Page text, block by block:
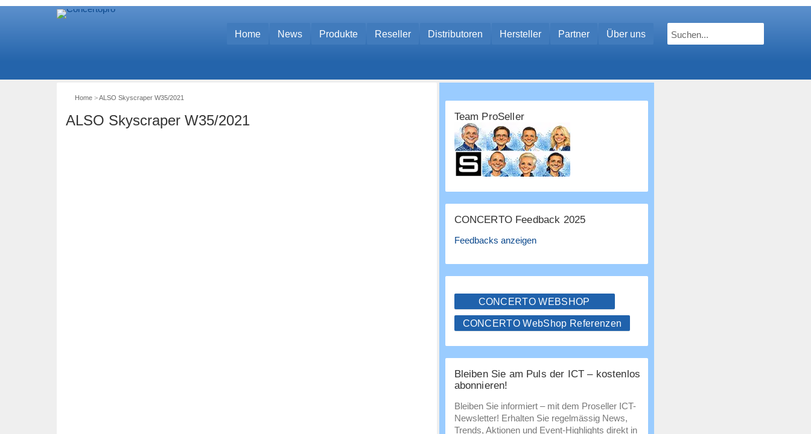
Home News Produkte Reseller Distributoren Hersteller Partner Über uns
Home>ALSO Skyscraper W35/2021
ALSO Skyscraper W35/2021 Team ProSeller
CONCERTO Feedback 2025
Feedbacks anzeigen
CONCERTO WEBSHOP
CONCERTO WebShop Referenzen
Bleiben Sie am Puls der ICT – kostenlos
abonnieren!
Bleiben Sie informiert – mit dem Proseller ICT-
Newsletter! Erhalten Sie regelmässig News,
Trends, Aktionen und Event-Highlights direkt in